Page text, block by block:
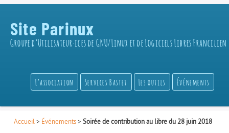
Site Parinux
Groupe d’Utilisateur·ices de GNU/Linux et de Logiciels Libres Francilien
L’association Services Bastet Les outils Événements
Accueil > Événements> Soirée de contribution au libre du 28 juin 2018